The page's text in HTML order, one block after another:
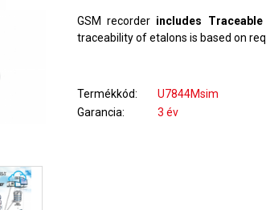
GSM recorderincludes
traceability of etalons is based on
Termékkód
U7844Msim
Garancia
3 év